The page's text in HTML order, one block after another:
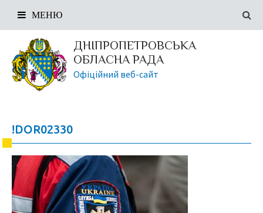
ДНІПРОПЕТРОВСЬКА
ОБЛАСНА РАДА
Офіційний веб-сайт
МЕНЮ
!DOR02330